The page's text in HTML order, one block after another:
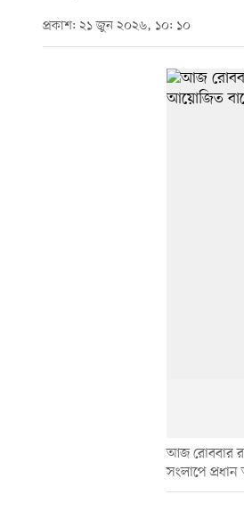
প্রকাশ: ২১ জুন ২০২৬, ১০: ১০
আজ রোববার
সংলাপে